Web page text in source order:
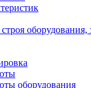
оборудования,
оборудования